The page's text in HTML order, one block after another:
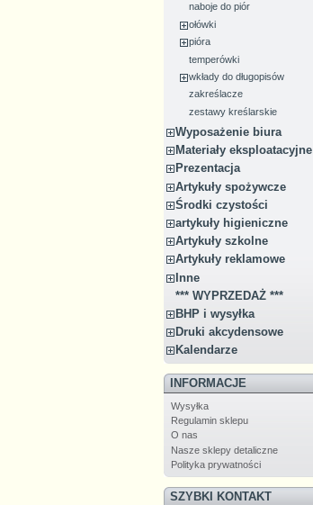
naboje do piór
ołówki
pióra
temperówki
wkłady do długopisów
zakreślacze
zestawy kreślarskie
Wyposażenie biura
Materiały eksploatacyjne
Prezentacja
Artykuły spożywcze
Środki czystości
artykuły higieniczne
Artykuły szkolne
Artykuły reklamowe
Inne
*** WYPRZEDAŻ ***
BHP i wysyłka
Druki akcydensowe
Kalendarze
INFORMACJE
Wysyłka
Regulamin sklepu
O nas
Nasze sklepy detaliczne
Polityka prywatności
SZYBKI KONTAKT